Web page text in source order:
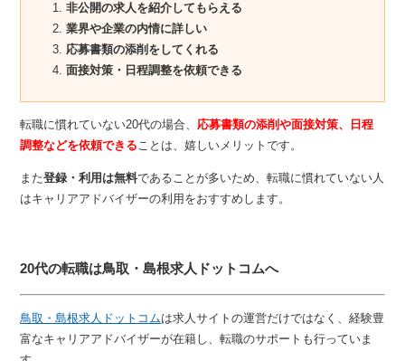
非公開の求人を紹介してもらえる
業界や企業の内情に詳しい
応募書類の添削をしてくれる
面接対策・日程調整を依頼できる
転職に慣れていない20代の場合、応募書類の添削や面接対策、日程
調整などを依頼できることは、嬉しいメリットです。
また登録・利用は無料であることが多いため、転職に慣れていない人
はキャリアアドバイザーの利用をおすすめします。
20代の転職は鳥取・島根求人ドットコムへ
鳥取・島根求人ドットコムは求人サイトの運営だけではなく、経験豊
富なキャリアアドバイザーが在籍し、転職のサポートも行っていま